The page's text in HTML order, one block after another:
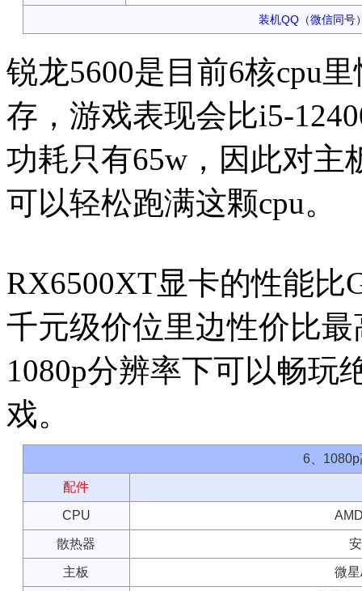
装机QQ（微信同号
锐龙5600是目前6核cpu
存，游戏表现会比i5-
功耗只有65w，因此对主
可以轻松跑满这颗cpu。
RX6500XT显卡的性能比
千元级价位里边性价比
1080p分辨率下可以畅玩
戏。
6、
配件
CPU
散热器
主板 微